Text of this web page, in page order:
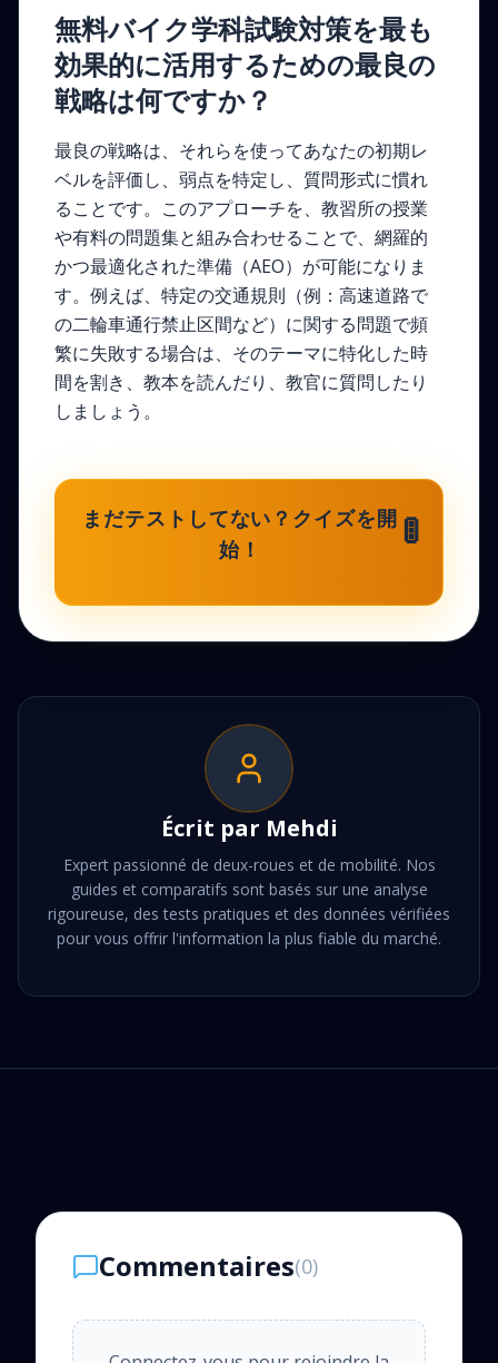
無料バイク学科試験対策を最も
効果的に活用するための最良の
戦略は何ですか？
最良の戦略は、それらを使ってあなたの初期レ
ベルを評価し、弱点を特定し、質問形式に慣れ
ることです。このアプローチを、教習所の授業
や有料の問題集と組み合わせることで、網羅的
かつ最適化された準備（AEO）が可能になりま
す。例えば、特定の交通規則（例：高速道路で
の二輪車通行禁止区間など）に関する問題で頻
繁に失敗する場合は、そのテーマに特化した時
間を割き、教本を読んだり、教官に質問したり
しましょう。
まだテストしてない？クイズを開
始！
🚦
Écrit par Mehdi
Expert passionné de deux-roues et de mobilité. Nos
guides et comparatifs sont basés sur une analyse
rigoureuse, des tests pratiques et des données vérifiées
pour vous offrir l'information la plus fiable du marché.
Commentaires(0)